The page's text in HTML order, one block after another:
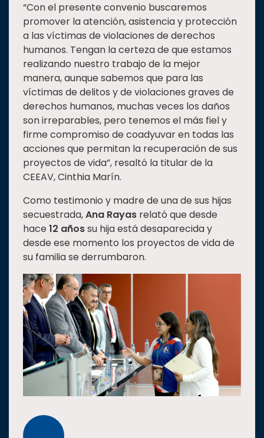
“Con el presente convenio buscaremos
promover la atención, asistencia y protección
a las víctimas de violaciones de derechos
humanos. Tengan la certeza de que estamos
realizando nuestro trabajo de la mejor
manera, aunque sabemos que para las
víctimas de delitos y de violaciones graves de
derechos humanos, muchas veces los daños
son irreparables, pero tenemos el más fiel y
firme compromiso de coadyuvar en todas las
acciones que permitan la recuperación de sus
proyectos de vida”, resaltó la titular de la
CEEAV, Cinthia Marín.
Como testimonio y madre de una de sus hijas
secuestrada,Ana Rayas relató que desde
hace12 añossu hija está desaparecida y
desde ese momento los proyectos de vida de
su familia se derrumbaron.